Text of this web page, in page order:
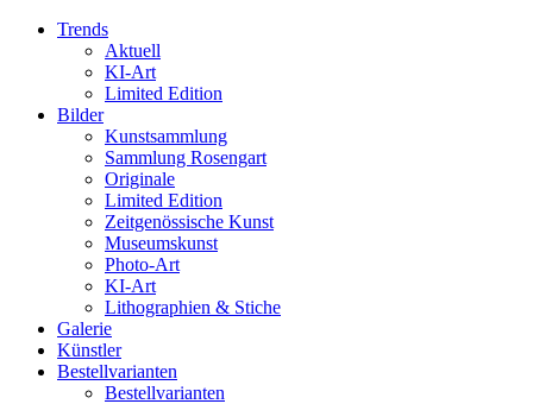
Trends
Aktuell
KI-Art
Limited Edition
Bilder
Kunstsammlung
Sammlung Rosengart
Originale
Limited Edition
Zeitgenössische Kunst
Museumskunst
Photo-Art
KI-Art
Lithographien & Stiche
Galerie
Künstler
Bestellvarianten
Bestellvarianten